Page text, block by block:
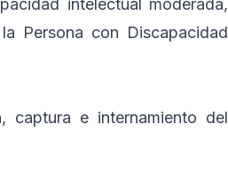
Persona con Discapacidad
captura e internamiento del